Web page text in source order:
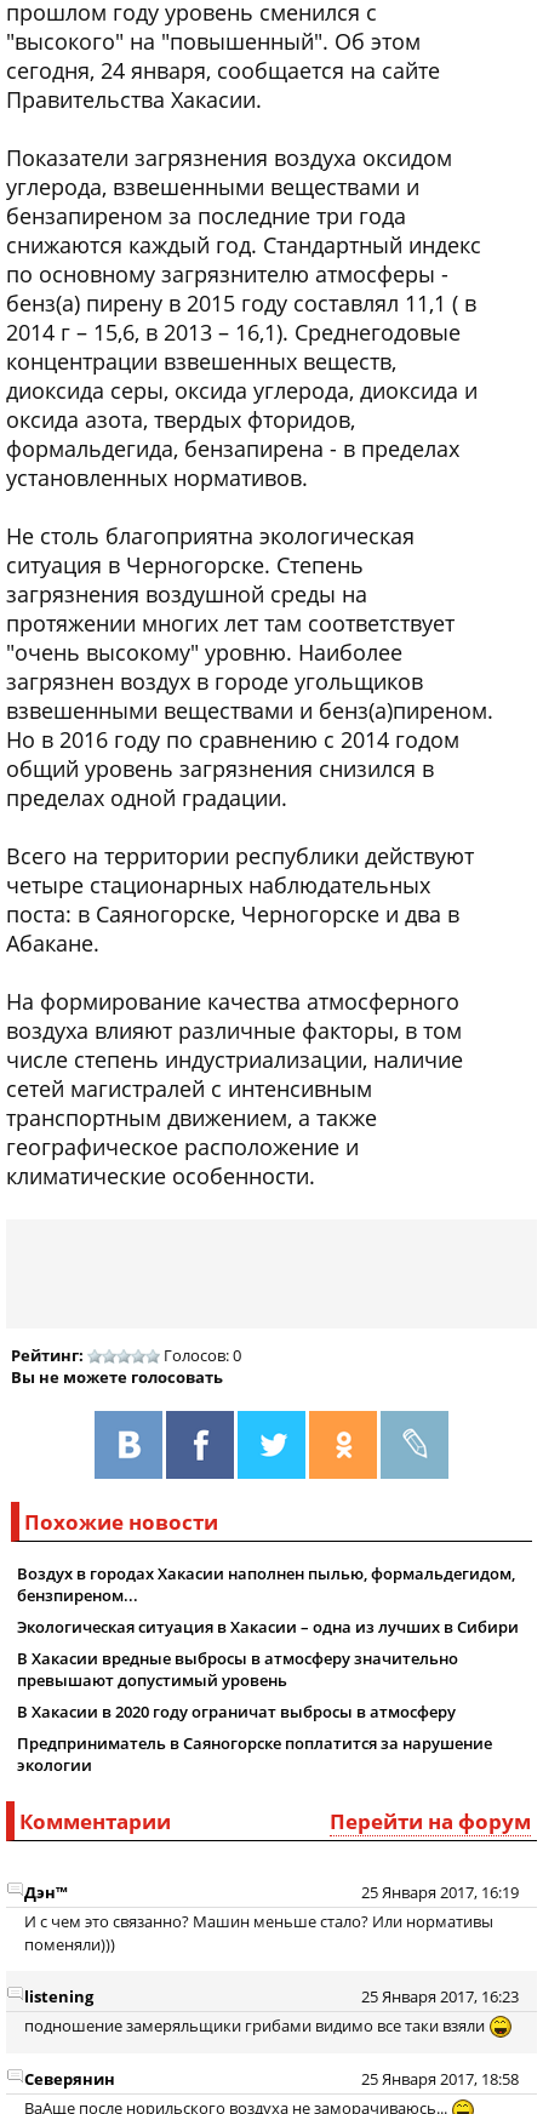
прошлом году уровень сменился с
"высокого" на "повышенный". Об этом
сегодня, 24 января, сообщается на сайте
Правительства Хакасии.
Показатели загрязнения воздуха оксидом
углерода, взвешенными веществами и
бензапиреном за последние три года
снижаются каждый год. Стандартный индекс
по основному загрязнителю атмосферы -
бенз(а) пирену в 2015 году составлял 11,1 ( в
2014 г – 15,6, в 2013 – 16,1). Среднегодовые
концентрации взвешенных веществ,
диоксида серы, оксида углерода, диоксида и
оксида азота, твердых фторидов,
формальдегида, бензапирена - в пределах
установленных нормативов.
Не столь благоприятна экологическая
ситуация в Черногорске. Степень
загрязнения воздушной среды на
протяжении многих лет там соответствует
"очень высокому" уровню. Наиболее
загрязнен воздух в городе угольщиков
взвешенными веществами и бенз(а)пиреном.
Но в 2016 году по сравнению с 2014 годом
общий уровень загрязнения снизился в
пределах одной градации.
Всего на территории республики действуют
четыре стационарных наблюдательных
поста: в Саяногорске, Черногорске и два в
Абакане.
На формирование качества атмосферного
воздуха влияют различные факторы, в том
числе степень индустриализации, наличие
сетей магистралей с интенсивным
транспортным движением, а также
географическое расположение и
климатические особенности.
Рейтинг:
Голосов: 0
Вы не можете голосовать
Похожие новости
Воздух в городах Хакасии наполнен пылью, формальдегидом,
бензпиреном...
Экологическая ситуация в Хакасии – одна из лучших в Сибири
В Хакасии вредные выбросы в атмосферу значительно
превышают допустимый уровень
В Хакасии в 2020 году ограничат выбросы в атмосферу
Предприниматель в Саяногорске поплатится за нарушение
экологии
Перейти на форум
Комментарии
25 Января 2017, 16:19
Дэн™
И с чем это связанно? Машин меньше стало? Или нормативы
поменяли)))
25 Января 2017, 16:23
listening
подношение замеряльщики грибами видимо все таки взяли
25 Января 2017, 18:58
Северянин
ВаАще после норильского воздуха не заморачиваюсь...